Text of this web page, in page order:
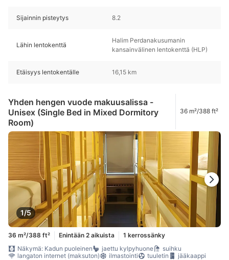
Sijainnin pisteytys 8.2
Lähin lentokenttä
Halim Perdanakusumanin
kansainvälinen lentokenttä (HLP)
Etäisyys lentokentälle 16,15 km
Yhden hengen vuode makuusalissa -
Unisex (Single Bed in Mixed Dormitory
Room)
36 m²/388 ft²
1/5
36 m²/388 ft² Enintään 2 aikuista
1 kerrossänky
Näkymä: Kadun puoleinen
jaettu kylpyhuone
suihku
langaton internet (maksuton)
ilmastointi tuuletin
jääkaappi